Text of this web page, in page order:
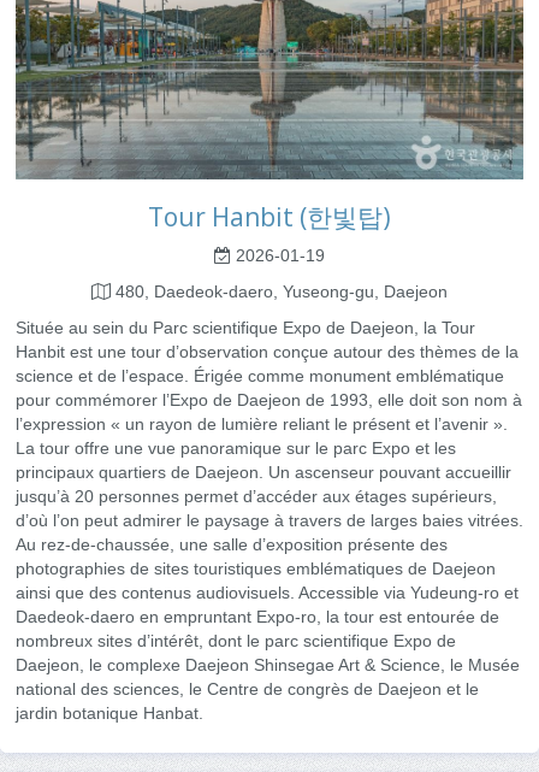
Tour Hanbit (한빛탑)
2026-01-19
480, Daedeok-daero, Yuseong-gu, Daejeon
Située au sein du Parc scientifique Expo de Daejeon, la Tour
Hanbit est une tour d’observation conçue autour des thèmes de la
science et de l’espace. Érigée comme monument emblématique
pour commémorer l’Expo de Daejeon de 1993, elle doit son nom à
l’expression « un rayon de lumière reliant le présent et l’avenir ».
La tour offre une vue panoramique sur le parc Expo et les
principaux quartiers de Daejeon. Un ascenseur pouvant accueillir
jusqu’à 20 personnes permet d’accéder aux étages supérieurs,
d’où l’on peut admirer le paysage à travers de larges baies vitrées.
Au rez-de-chaussée, une salle d’exposition présente des
photographies de sites touristiques emblématiques de Daejeon
ainsi que des contenus audiovisuels. Accessible via Yudeung-ro et
Daedeok-daero en empruntant Expo-ro, la tour est entourée de
nombreux sites d’intérêt, dont le parc scientifique Expo de
Daejeon, le complexe Daejeon Shinsegae Art & Science, le Musée
national des sciences, le Centre de congrès de Daejeon et le
jardin botanique Hanbat.